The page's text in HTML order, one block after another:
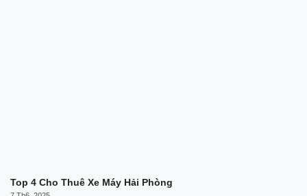
Top 4 Cho Thuê Xe Máy Hải Phòng